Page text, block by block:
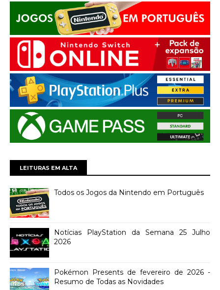
LEITURAS EM ALTA
Todos os Jogos da Nintendo em Português
Notícias PlayStation da Semana 25 Julho
2026
Pokémon Presents de fevereiro de 2026 -
Resumo de Todas as Novidades